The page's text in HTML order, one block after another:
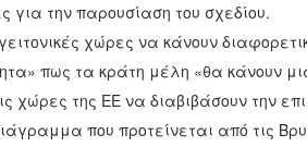
για την παρουσίαση του σχεδίου.
χώρες να κάνουν
πως τα κράτη μέλη «θα κάνουν
χώρες της ΕΕ να διαβιβάσουν την
που προτείνεται από τις